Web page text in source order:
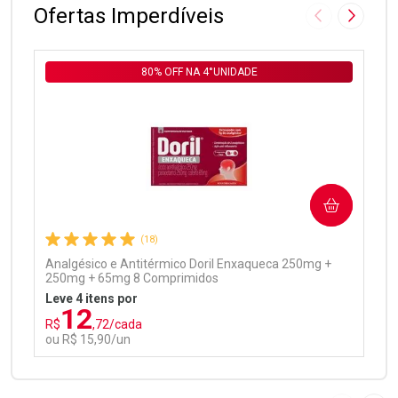
Ofertas Imperdíveis Imagem
(18)
Analgésico e Antitérmico Doril Enxaqueca 250mg +
250mg + 65mg 8 Comprimidos
80% OFF NA 4°UNIDADE
Leve 4 itens por
R$12,72/cada
ou R$ 15,90/un
COMPRAR